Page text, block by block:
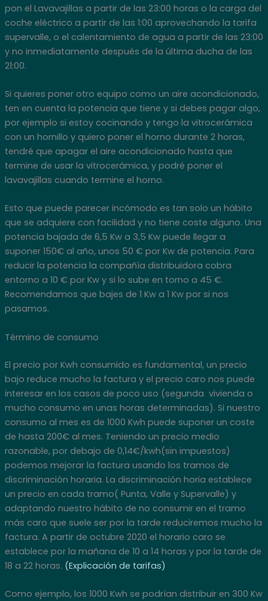
pon el Lavavajillas a partir de las 23:00 horas o la carga del
coche eléctrico a partir de las 1:00 aprovechando la tarifa
supervalle, o el calentamiento de agua a partir de las 23:00
y no inmediatamente después de la última ducha de las
21:00.
Si quieres poner otro equipo como un aire acondicionado,
ten en cuenta la potencia que tiene y si debes pagar algo,
por ejemplo si estoy cocinando y tengo la vitrocerámica
con un hornillo y quiero poner el horno durante 2 horas,
tendré que apagar el aire acondicionado hasta que
termine de usar la vitrocerámica, y podré poner el
lavavajillas cuando termine el horno.
Esto que puede parecer incómodo es tan solo un hábito
que se adquiere con facilidad y no tiene coste alguno. Una
potencia bajada de 6,5 Kw a 3,5 Kw puede llegar a
suponer 150€ al año, unos 50 € por Kw de potencia. Para
reducir la potencia la compañía distribuidora cobra
entorno a 10 € por Kw y si lo sube en torno a 45 €.
Recomendamos que bajes de 1 Kw a 1 Kw por si nos
pasamos.
Término de consumo
El precio por Kwh consumido es fundamental, un precio
bajo reduce mucho la factura y el precio caro nos puede
interesar en los casos de poco uso (segunda vivienda o
mucho consumo en unas horas determinadas). Si nuestro
consumo al mes es de 1000 Kwh puede suponer un coste
de hasta 200€ al mes. Teniendo un precio medio
razonable, por debajo de 0,14€/kwh(sin impuestos)
podemos mejorar la factura usando los tramos de
discriminación horaria. La discriminación horia establece
un precio en cada tramo( Punta, Valle y Supervalle) y
adaptando nuestro hábito de no consumir en el tramo
más caro que suele ser por la tarde reduciremos mucho la
factura. A partir de octubre 2020 el horario caro se
establece por la mañana de 10 a 14 horas y por la tarde de
18 a 22 horas. (Explicación de tarifas)
Como ejemplo, los 1000 Kwh se podrían distribuir en 300 Kw